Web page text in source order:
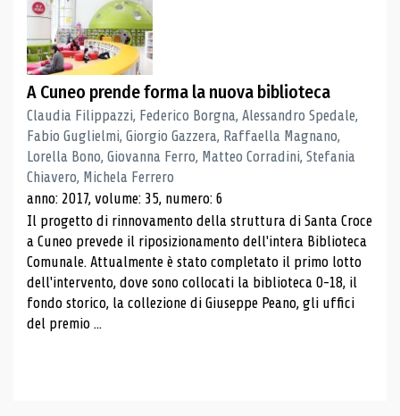
A Cuneo prende forma la nuova biblioteca
Claudia Filippazzi, Federico Borgna, Alessandro Spedale,
Fabio Guglielmi, Giorgio Gazzera, Raffaella Magnano,
Lorella Bono, Giovanna Ferro, Matteo Corradini, Stefania
Chiavero, Michela Ferrero
anno: 2017, volume: 35, numero: 6
Il progetto di rinnovamento della struttura di Santa Croce
a Cuneo prevede il riposizionamento dell'intera Biblioteca
Comunale. Attualmente è stato completato il primo lotto
dell'intervento, dove sono collocati la biblioteca 0-18, il
fondo storico, la collezione di Giuseppe Peano, gli uffici
del premio ...